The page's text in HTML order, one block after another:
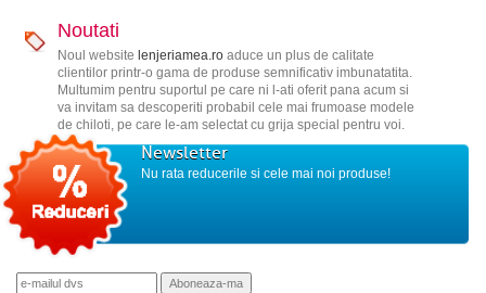
Noutati
Noul website lenjeriamea.roaduce un plus de calitate
clientilor printr-o gama de produse semnificativ imbunatatita.
Multumim pentru suportul pe care ni l-ati oferit pana acum si
va invitam sa descoperiti probabil cele mai frumoase modele
de chiloti, pe care le-am selectat cu grija special pentru voi.
Newsletter
Nu rata reducerile si cele mai noi produse!